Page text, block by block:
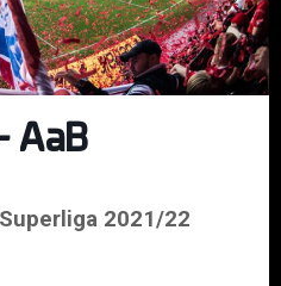
AaB
2021/22